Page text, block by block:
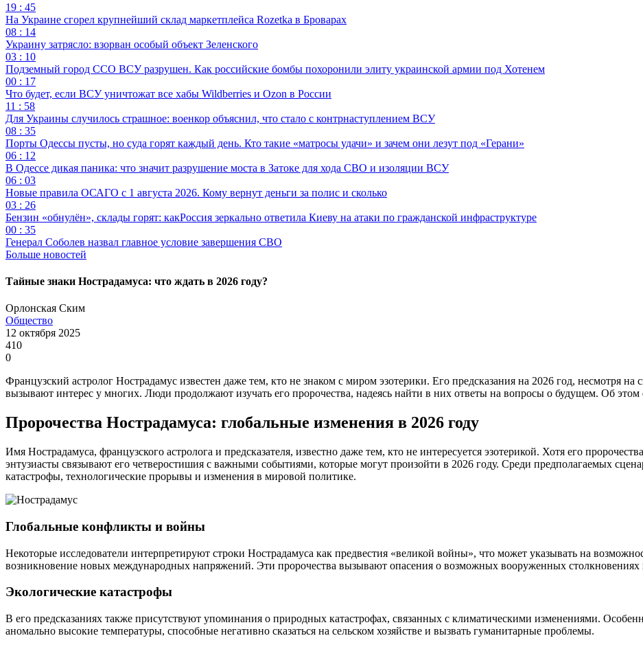
19 : 45
На Украине сгорел крупнейший склад маркетплейса Rozetka в Броварах
08 : 14
Украину затрясло: взорван особый объект Зеленского
03 : 10
Подземный город ССО ВСУ разрушен. Как российские бомбы похоронили элиту украинской армии под Хотенем
00 : 17
Что будет, если ВСУ уничтожат все хабы Wildberries и Ozon в России
11 : 58
Для Украины случилось страшное: военкор объяснил, что стало с контрнаступлением ВСУ
08 : 35
Порты Одессы пусты, но суда горят каждый день. Кто такие «матросы удачи» и зачем они лезут под «Герани»
06 : 12
В Одессе дикая паника: что значит разрушение моста в Затоке для хода СВО и изоляции ВСУ
06 : 03
Новые правила ОСАГО с 1 августа 2026. Кому вернут деньги за полис и сколько
03 : 26
Бензин «обнулён», склады горят: какРоссия зеркально ответила Киеву на атаки по гражданской инфраструктуре
00 : 35
Генерал Соболев назвал главное условие завершения СВО
Больше новостей
Тайные знаки Нострадамуса: что ждать в 2026 году?
Орлонская Ским
Общество
12 октября 2025
410
0
Французский астролог Нострадамус известен даже тем, кто не знаком с миром эзотерики. Его предсказания на 2026 год, несмотря
вызывают интерес у многих. Люди продолжают изучать его пророчества, надеясь найти в них ответы на вопросы о будущем. Об этом
Пророчества Нострадамуса: глобальные изменения в 2026 году
Имя Нострадамуса, французского астролога и предсказателя, известно даже тем, кто не интересуется эзотерикой. Хотя его
энтузиасты связывают его четверостишия с важными событиями, которые могут произойти в 2026 году. Среди предполагаемых
катастрофы, технологические прорывы и изменения в мировой политике.
Глобальные конфликты и войны
Некоторые исследователи интерпретируют строки Нострадамуса как предвестия «великой войны», что может указывать на
возникновение новых международных напряжений. Эти пророчества вызывают опасения о возможных вооруженных столкновениях
Экологические катастрофы
В его предсказаниях также присутствуют упоминания о природных катастрофах, связанных с климатическими изменениями.
аномально высокие температуры, способные негативно сказаться на сельском хозяйстве и вызвать гуманитарные проблемы.